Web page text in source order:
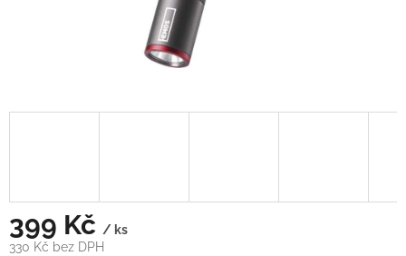
399 Kč / ks
330 Kč bez DPH